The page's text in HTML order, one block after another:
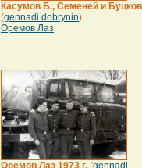
Касумов Б., Семеней и Буцков
(gennadi dobrynin)
Оремов Лаз
Оремов Лаз 1973 г. (gennadi